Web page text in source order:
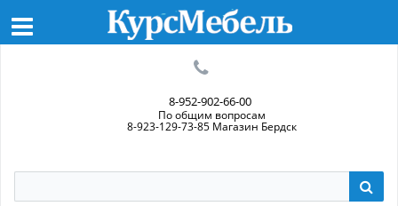
8-952-902-66-00
По общим вопросам
8-923-129-73-85 Магазин Бердск